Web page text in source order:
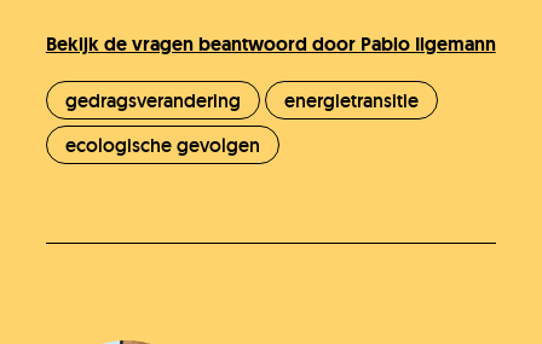
Bekijk de vragen beantwoord door Pablo Ilgemann
gedragsverandering
energietransitie
ecologische gevolgen